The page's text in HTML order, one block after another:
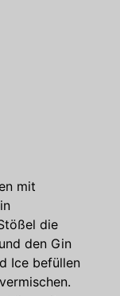
mit
die
den Gin
Ice befüllen